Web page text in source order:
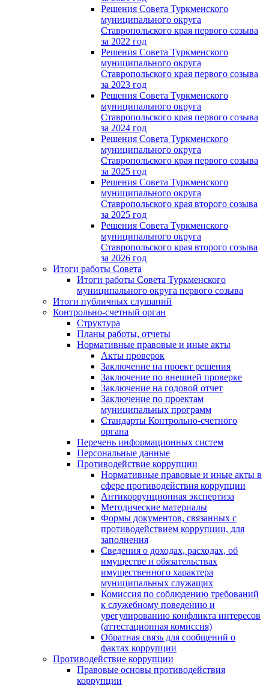
Решения Совета Туркменского
муниципального округа
Ставропольского края первого созыва
за 2022 год
Решения Совета Туркменского
муниципального округа
Ставропольского края первого созыва
за 2023 год
Решения Совета Туркменского
муниципального округа
Ставропольского края первого созыва
за 2024 год
Решения Совета Туркменского
муниципального округа
Ставропольского края первого созыва
за 2025 год
Решения Совета Туркменского
муниципального округа
Ставропольского края второго созыва
за 2025 год
Решения Совета Туркменского
муниципального округа
Ставропольского края второго созыва
за 2026 год
Итоги работы Совета
Итоги работы Совета Туркменского
муниципального округа первого созыва
Итоги публичных слушаний
Контрольно-счетный орган
Структура
Планы работы, отчеты
Нормативные правовые и иные акты
Акты проверок
Заключение на проект решения
Заключение по внешней проверке
Заключение на годовой отчет
Заключение по проектам
муниципальных программ
Стандарты Контрольно-счетного
органа
Перечень информационных систем
Персональные данные
Противодействие коррупции
Нормативные правовые и иные акты в
сфере противодействия коррупции
Антикоррупционная экспертиза
Методические материалы
Формы документов, связанных с
противодействием коррупции, для
заполнения
Сведения о доходах, расходах, об
имуществе и обязательствах
имущественного характера
муниципальных служащих
Комиссия по соблюдению требований
к служебному поведению и
урегулированию конфликта интересов
(аттестационная комиссия)
Обратная связь для сообщений о
фактах коррупции
Противодействие коррупции
Правовые основы противодействия
коррупции